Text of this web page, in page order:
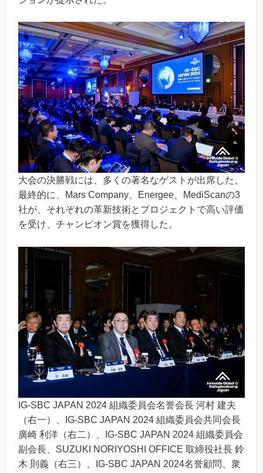
大会の決勝戦には、多くの著名なゲストが出席した。
最終的に、Mars Company、Energee、MediScanの3
社が、それぞれの革新技術とプロジェクトで高い評価
を受け、チャンピオン賞を獲得した。
IG-SBC JAPAN 2024 組織委員会名誉会長 河村 建夫
（右一）、IG-SBC JAPAN 2024 組織委員会共同会長
廣崎 利洋（右二）、IG-SBC JAPAN 2024 組織委員会
副会長、SUZUKI NORIYOSHI OFFICE 取締役社長 鈴
木 則義（右三）、IG-SBC JAPAN 2024名誉顧問、衆